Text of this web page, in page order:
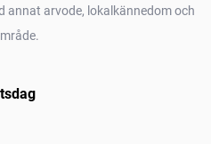
annat arvode, lokalkännedom och